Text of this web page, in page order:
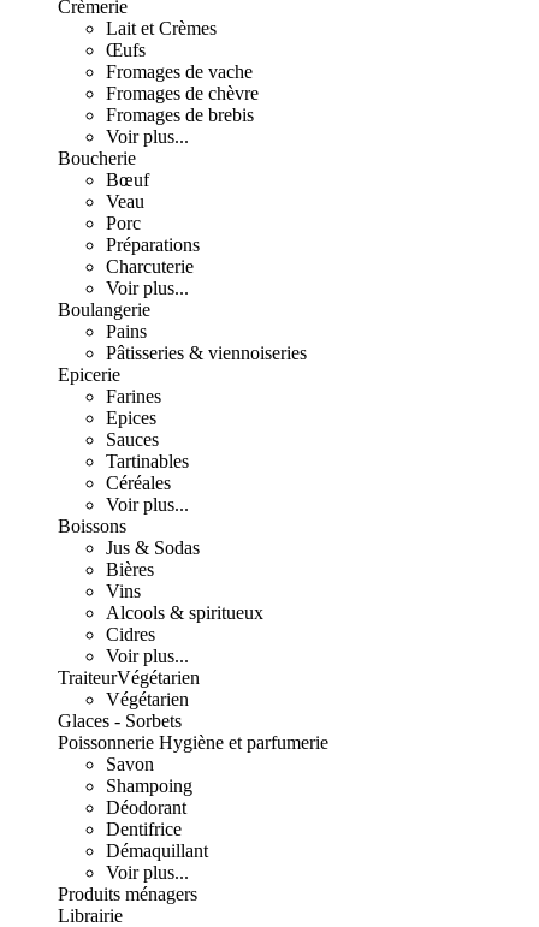
Crèmerie
Lait et Crèmes
Œufs
Fromages de vache
Fromages de chèvre
Fromages de brebis
Voir plus...
Boucherie
Bœuf
Veau
Porc
Préparations
Charcuterie
Voir plus...
Boulangerie
Pains
Pâtisseries & viennoiseries
Epicerie
Farines
Epices
Sauces
Tartinables
Céréales
Voir plus...
Boissons
Jus & Sodas
Bières
Vins
Alcools & spiritueux
Cidres
Voir plus...
TraiteurVégétarien
Végétarien
Glaces - Sorbets
Poissonnerie Hygiène et parfumerie
Savon
Shampoing
Déodorant
Dentifrice
Démaquillant
Voir plus...
Produits ménagers
Librairie